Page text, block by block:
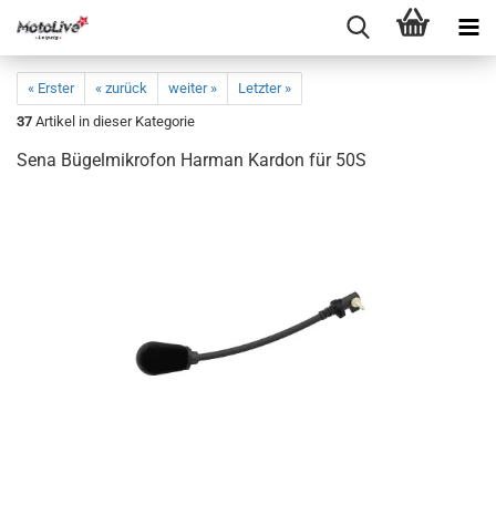
« Erster « zurück weiter »
Letzter »
37 Artikel in dieser Kategorie
Sena Bügelmikrofon Harman Kardon für 50S